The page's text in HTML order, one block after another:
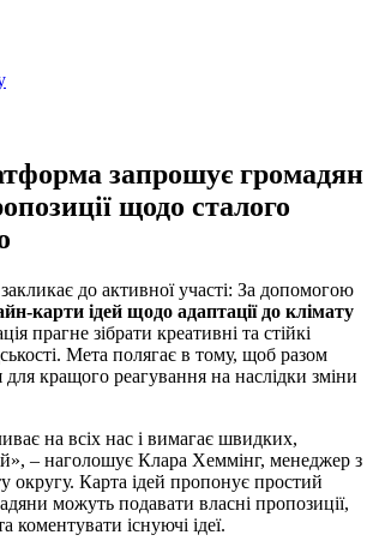
запрошує громадян
щодо сталого
до активної участі: За допомогою
карти ідей щодо адаптації до клімату
прагне зібрати креативні та стійкі
Мета полягає в тому, щоб разом
кращого реагування на наслідки зміни
на всіх нас і вимагає швидких,
– наголошує Клара Хеммінг, менеджер з
округу. Карта ідей пропонує простий
можуть подавати власні пропозиції,
коментувати існуючі ідеї.